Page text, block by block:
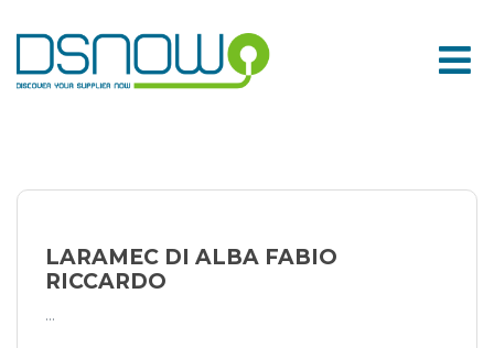
to
content
LARAMEC DI ALBA FABIO
RICCARDO
...